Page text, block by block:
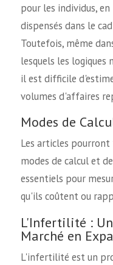
pour les individus,
dispensés dans le
Toutefois, même
lesquels les logiques
il est difficile
volumes d'affaires
Modes de
Les articles
modes de calcul et
essentiels pour
qu'ils coûtent ou
L'Infertilité :
Marché en
L'infertilité est un